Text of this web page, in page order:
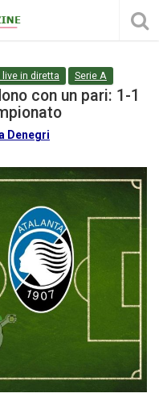
in diretta Serie A
con un pari: 1-1
Denegri